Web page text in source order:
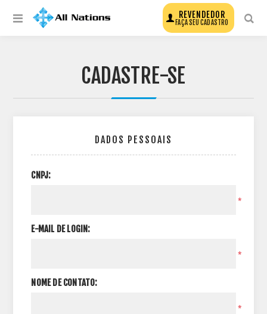
REVENDEDOR
FAÇA SEU CADASTRO
CADASTRE-SE
DADOS PESSOAIS
CNPJ:
*
E-MAIL DE LOGIN:
*
NOME DE CONTATO:
*